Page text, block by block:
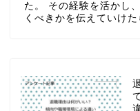
た。 その経験を活かし
くべきかを伝えていけた